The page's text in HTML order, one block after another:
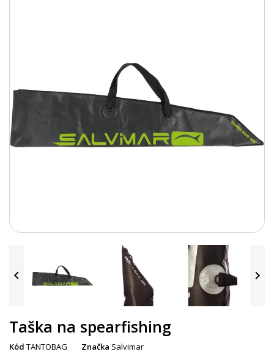
 
Taška na spearfishing
Kód TANTOBAG Značka Salvimar